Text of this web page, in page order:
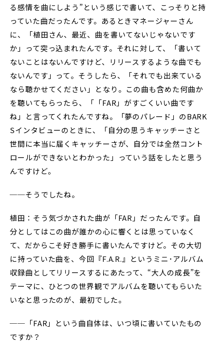
る感情を曲にしよう”という感じで書いて、こっそりと持
っていた曲だったんです。あるときマネージャーさん
に、「植田さん、最近、曲を書いてないじゃないです
か」って突っ込まれたんです。それに対して、「書いて
ないことはないんですけど、リリースするような曲でも
ないんです」って。そうしたら、「それでも出来ている
なら聴かせてください」となり。この曲も含めた何曲か
を聴いてもらったら、「「FAR」がすごくいい曲です
ね」と言ってくれたんですね。「夢のパレード」のBARK
Sインタビューのときに、「自分の思うキャッチーさと
世間に本当に届くキャッチーさが、自分では全然コント
ロールができないとわかった」っていう話をしたと思う
んですけど。
──そうでしたね。
植田：そう気づかされた曲が「FAR」だったんです。自
分としてはこの曲が誰かの心に響くとは思っていなく
て、だからこそ好き勝手に書いたんですけど。その大切
に持っていた曲を、今回『F.A.R.』というミニ･アルバム
収録曲としてリリースするにあたって、“大人の成長”を
テーマに、ひとつの世界観でアルバムを聴いてもらいた
いなと思ったのが、最初でした。
──「FAR」という曲自体は、いつ頃に書いていたもの
ですか？